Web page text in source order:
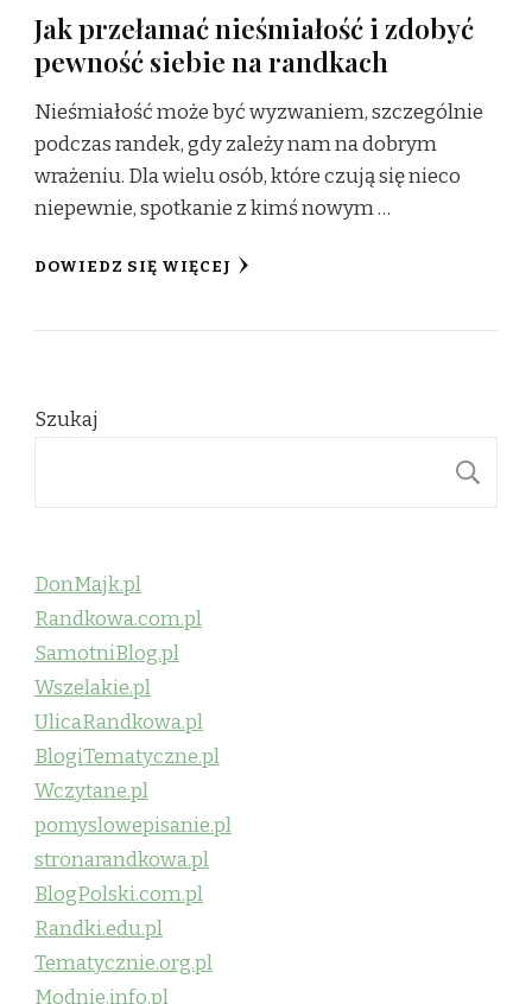
Jak przełamać nieśmiałość i zdobyć
pewność siebie na randkach
Nieśmiałość może być wyzwaniem, szczególnie
podczas randek, gdy zależy nam na dobrym
wrażeniu. Dla wielu osób, które czują się nieco
niepewnie, spotkanie z kimś nowym …
DOWIEDZ SIĘ WIĘCEJ
Szukaj
DonMajk.pl
Randkowa.com.pl
SamotniBlog.pl
Wszelakie.pl
UlicaRandkowa.pl
BlogiTematyczne.pl
Wczytane.pl
pomyslowepisanie.pl
stronarandkowa.pl
BlogPolski.com.pl
Randki.edu.pl
Tematycznie.org.pl
Modnie.info.pl